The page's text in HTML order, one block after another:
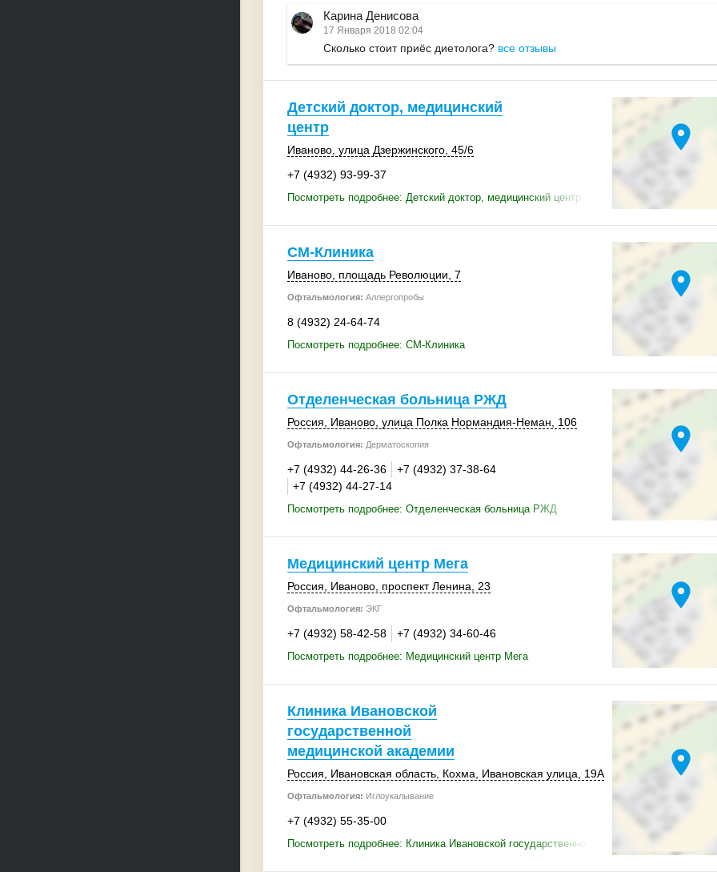
Карина Денисова
17 Января 2018 02:04
Сколько стоит приёс диетолога? все отзывы
Детский доктор, медицинский
центр
Иваново, улица Дзержинского, 45/6
+7 (4932) 93-99-37
Посмотреть подробнее: Детский доктор, медицинский центр
location_on
СМ-Клиника
Иваново, площадь Революции, 7
Офтальмология: Аллергопробы
8 (4932) 24-64-74
Посмотреть подробнее: СМ-Клиника
location_on
Отделенческая больница РЖД
Россия Иваново, улица Полка Нормандия-Неман, 106
Офтальмология: Дерматоскопия
+7 (4932) 44-26-36
+7 (4932) 37-38-64
+7 (4932) 44-27-14
Посмотреть подробнее: Отделенческая больница РЖД
location_on
Медицинский центр Мега
Россия Иваново, проспект Ленина, 23
Офтальмология: ЭКГ
+7 (4932) 58-42-58 +7 (4932) 34-60-46
Посмотреть подробнее: Медицинский центр Мега
location_on
Клиника Ивановской
государственной
медицинской академии
Россия Ивановская область, Кохма Ивановская улица 19А
Офтальмология: Иглоукалывание
+7 (4932) 55-35-00
Посмотреть подробнее: Клиника Ивановской государственной медицинской академии
location_on